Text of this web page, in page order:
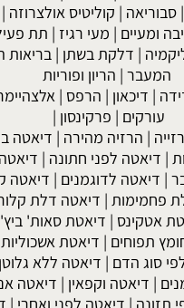
|סבוריאה | קוליטיס אולצרוזה
ומעיים | מעי רגיז | תת
| דלקת בשתן | בריאות
המעבר | הריון ופוריות
| דיכאון | הרפס |
עורקים | פרקינסון |
| הרזיה מהירה | דיאטה
| דיאטה לפני חתונה |
| דיאטה לדוגמנים | דיאטה
פחמימות | דיאטה דלת
אטקינס | דיאטת סאות' ביץ'
תפוחים | דיאטת אשכוליות
סוג הדם | דיאטה ללא גלוטן
| דיאטה וקפאין | דיאטה
תזונה | דיאטה לפני ואחרי |